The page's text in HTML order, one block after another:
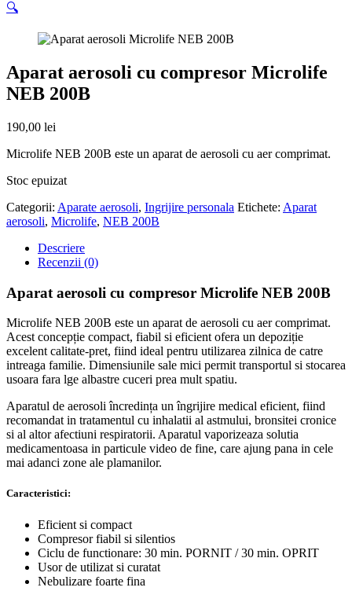
🔍
Aparat aerosoli cu compresor Microlife
NEB 200B
190,00 lei
Microlife NEB 200B este un aparat de aerosoli cu aer comprimat.
Stoc epuizat
Categorii: Aparate aerosoli, Ingrijire personala Etichete: Aparat
aerosoli, Microlife, NEB 200B
Descriere
Recenzii (0)
Aparat aerosoli cu compresor Microlife NEB 200B
Microlife NEB 200B este un aparat de aerosoli cu aer comprimat.
Acest concepție compact, fiabil si eficient ofera un depoziție
excelent calitate-pret, fiind ideal pentru utilizarea zilnica de catre
intreaga familie. Dimensiunile sale mici permit transportul si stocarea
usoara fara lge albastre cuceri prea mult spatiu.
Aparatul de aerosoli încredința un îngrijire medical eficient, fiind
recomandat in tratamentul cu inhalatii al astmului, bronsitei cronice
si al altor afectiuni respiratorii. Aparatul vaporizeaza solutia
medicamentoasa in particule video de fine, care ajung pana in cele
mai adanci zone ale plamanilor.
Caracteristici:
Eficient si compact
Compresor fiabil si silentios
Ciclu de functionare: 30 min. PORNIT / 30 min. OPRIT
Usor de utilizat si curatat
Nebulizare foarte fina